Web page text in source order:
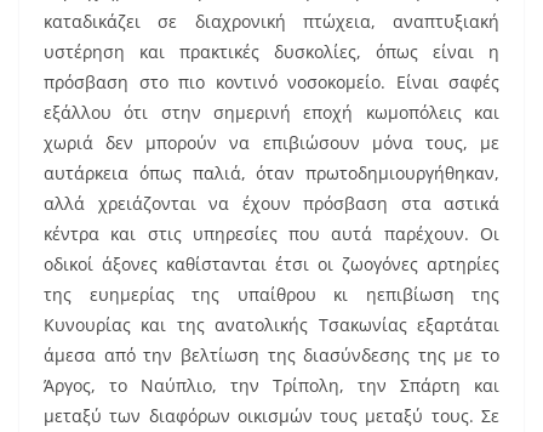
καταδικάζει σε διαχρονική πτώχεια, αναπτυξιακή
υστέρηση και πρακτικές δυσκολίες, όπως είναι η
πρόσβαση στο πιο κοντινό νοσοκομείο. Είναι σαφές
εξάλλου ότι στην σημερινή εποχή κωμοπόλεις και
χωριά δεν μπορούν να επιβιώσουν μόνα τους, με
αυτάρκεια όπως παλιά, όταν πρωτοδημιουργήθηκαν,
αλλά χρειάζονται να έχουν πρόσβαση στα αστικά
κέντρα και στις υπηρεσίες που αυτά παρέχουν. Οι
οδικοί άξονες καθίστανται έτσι οι ζωογόνες αρτηρίες
της ευημερίας της υπαίθρου κι ηεπιβίωση της
Κυνουρίας και της ανατολικής Τσακωνίας εξαρτάται
άμεσα από την βελτίωση της διασύνδεσης της με το
Άργος, το Ναύπλιο, την Τρίπολη, την Σπάρτη και
μεταξύ των διαφόρων οικισμών τους μεταξύ τους. Σε